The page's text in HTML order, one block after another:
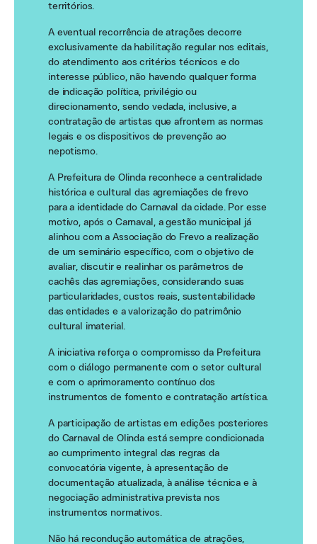
territórios.
A eventual recorrência de atrações decorre
exclusivamente da habilitação regular nos editais,
do atendimento aos critérios técnicos e do
interesse público, não havendo qualquer forma
de indicação política, privilégio ou
direcionamento, sendo vedada, inclusive, a
contratação de artistas que afrontem as normas
legais e os dispositivos de prevenção ao
nepotismo.
A Prefeitura de Olinda reconhece a centralidade
histórica e cultural das agremiações de frevo
para a identidade do Carnaval da cidade. Por esse
motivo, após o Carnaval, a gestão municipal já
alinhou com a Associação do Frevo a realização
de um seminário específico, com o objetivo de
avaliar, discutir e realinhar os parâmetros de
cachês das agremiações, considerando suas
particularidades, custos reais, sustentabilidade
das entidades e a valorização do patrimônio
cultural imaterial.
A iniciativa reforça o compromisso da Prefeitura
com o diálogo permanente com o setor cultural
e com o aprimoramento contínuo dos
instrumentos de fomento e contratação artística.
A participação de artistas em edições posteriores
do Carnaval de Olinda está sempre condicionada
ao cumprimento integral das regras da
convocatória vigente, à apresentação de
documentação atualizada, à análise técnica e à
negociação administrativa prevista nos
instrumentos normativos.
Não há recondução automática de atrações,